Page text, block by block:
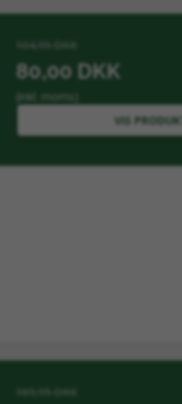
104,95 DKK
80,00 DKK
(inkl. moms)
VIS PRODUKT
169,95 DKK